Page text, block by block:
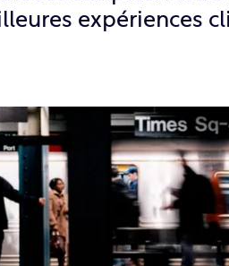
expériences